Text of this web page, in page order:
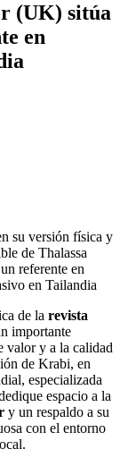
(UK) sitúa
en
su versión física y
de Thalassa
referente en
en Tailandia
de la revista
importante
valor y a la calidad
de Krabi, en
especializada
espacio a la
y un respaldo a su
con el entorno